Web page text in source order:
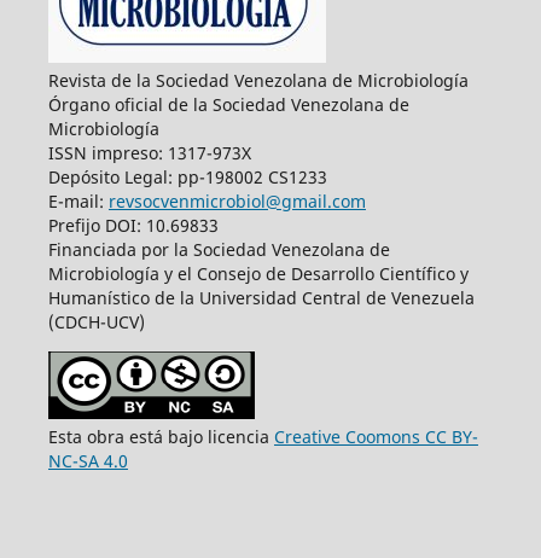
Revista de la Sociedad Venezolana de Microbiología
Órgano oficial de la Sociedad Venezolana de
Microbiología
ISSN impreso: 1317-973X
Depósito Legal: pp-198002 CS1233
E-mail: revsocvenmicrobiol@gmail.com
Prefijo DOI: 10.69833
Financiada por la Sociedad Venezolana de
Microbiología y el Consejo de Desarrollo Científico y
Humanístico de la Universidad Central de Venezuela
(CDCH-UCV)
Esta obra está bajo licencia Creative Coomons CC BY-
NC-SA 4.0